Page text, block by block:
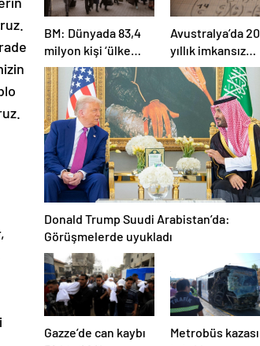
BM: Dünyada 83,4
milyon kişi ‘ülke
içinde yerinden
edilmiş’ olarak
yaşıyor
Avustralya’da
yıllık imkansız
matematik
problemi
Donald Trump Suudi Arabistan’da:
Görüşmelerde uyukladı
Gazze’de can kaybı
52 bin 908’e
Metrobüs
tutuklanan